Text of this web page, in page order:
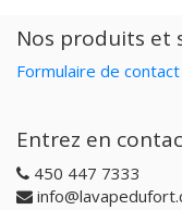
Nos produits et
Formulaire de contact
Entrez en
450 447 7333